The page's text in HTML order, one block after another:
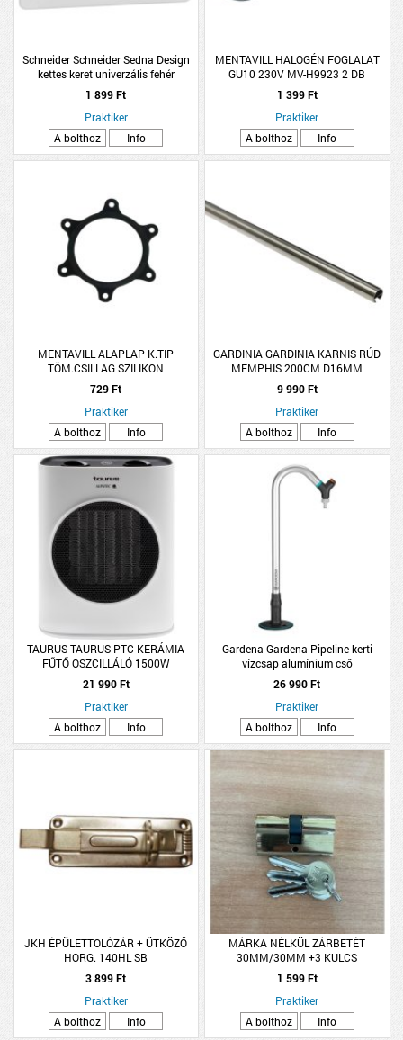
Schneider Schneider Sedna Design
kettes keret univerzális fehér
1 899 Ft
Praktiker
A bolthoz
Info
MENTAVILL HALOGÉN FOGLALAT
GU10 230V MV-H9923 2 DB
1 399 Ft
Praktiker
A bolthoz
Info
MENTAVILL ALAPLAP K.TIP
TÖM.CSILLAG SZILIKON
729 Ft
Praktiker
A bolthoz
Info
GARDINIA GARDINIA KARNIS RÚD
MEMPHIS 200CM D16MM
NEMESACÉL
9 990 Ft
Praktiker
A bolthoz
Info
TAURUS TAURUS PTC KERÁMIA
FŰTŐ OSZCILLÁLÓ 1500W
21 990 Ft
Praktiker
A bolthoz
Info
Gardena Gardena Pipeline kerti
vízcsap alumínium cső
26 990 Ft
Praktiker
A bolthoz
Info
JKH ÉPÜLETTOLÓZÁR + ÜTKÖZŐ
HORG. 140HL SB
3 899 Ft
Praktiker
A bolthoz
Info
MÁRKA NÉLKÜL ZÁRBETÉT
30MM/30MM +3 KULCS
1 599 Ft
Praktiker
A bolthoz
Info